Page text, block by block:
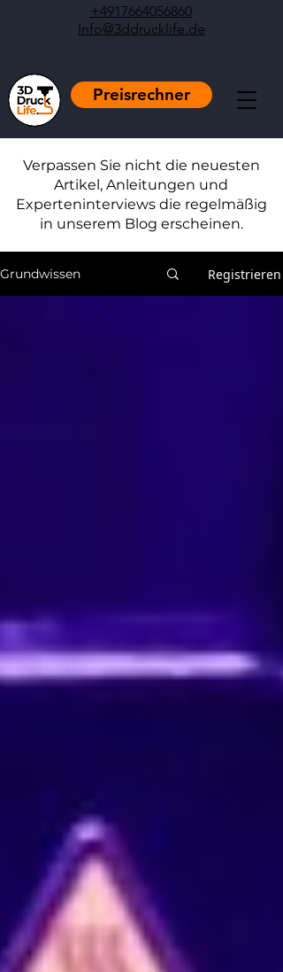
+4917664056860
Info@3ddrucklife.de
Preisrechner
Verpassen Sie nicht die neuesten
Artikel, Anleitungen und
Experteninterviews die regelmäßig
in unserem Blog erscheinen.
Grundwissen Registrieren